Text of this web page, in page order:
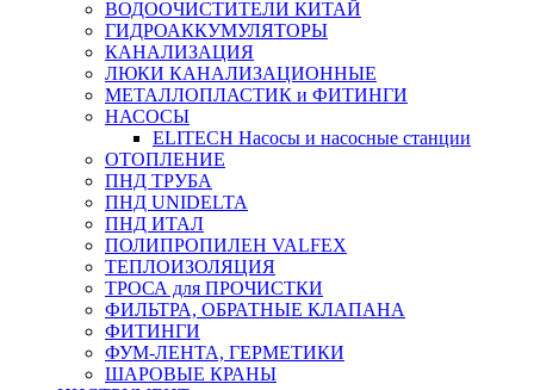
ВОДООЧИСТИТЕЛИ КИТАЙ
ГИДРОАККУМУЛЯТОРЫ
КАНАЛИЗАЦИЯ
ЛЮКИ КАНАЛИЗАЦИОННЫЕ
МЕТАЛЛОПЛАСТИК и ФИТИНГИ
НАСОСЫ
ELITECH Насосы и насосные станции
ОТОПЛЕНИЕ
ПНД ТРУБА
ПНД UNIDELTA
ПНД ИТАЛ
ПОЛИПРОПИЛЕН VALFEX
ТЕПЛОИЗОЛЯЦИЯ
ТРОСА для ПРОЧИСТКИ
ФИЛЬТРА, ОБРАТНЫЕ КЛАПАНА
ФИТИНГИ
ФУМ-ЛЕНТА, ГЕРМЕТИКИ
ШАРОВЫЕ КРАНЫ